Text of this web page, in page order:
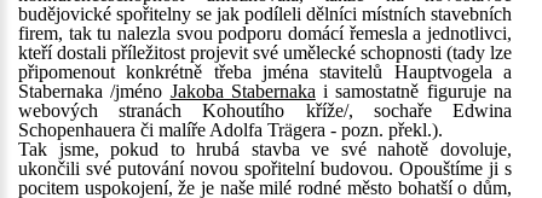
budějovické spořitelny se jak podíleli dělníci místních stavebních
firem, tak tu nalezla svou podporu domácí řemesla a jednotlivci,
kteří dostali příležitost projevit své umělecké schopnosti (tady lze
připomenout konkrétně třeba jména stavitelů Hauptvogela a
Stabernaka /jméno Jakoba Stabernaka i samostatně figuruje na
webových stranách Kohoutího kříže/, sochaře Edwina
Schopenhauera či malíře Adolfa Trägera - pozn. překl.).
Tak jsme, pokud to hrubá stavba ve své nahotě dovoluje,
ukončili své putování novou spořitelní budovou. Opouštíme ji s
pocitem uspokojení, že je naše milé rodné město bohatší o dům,